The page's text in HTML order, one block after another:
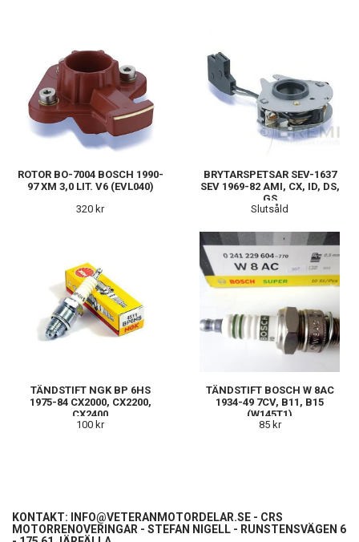
ROTOR BO-7004 BOSCH 1990-
97 XM 3,0 LIT. V6 (EVL040)
320 kr
BRYTARSPETSAR SEV-1637
SEV 1969-82 AMI, CX, ID, DS,
GS
Slutsåld
TÄNDSTIFT NGK BP 6HS
1975-84 CX2000, CX2200,
CX2400
100 kr
TÄNDSTIFT BOSCH W 8AC
1934-49 7CV, B11, B15
(W145T1)
85 kr
KONTAKT: INFO@VETERANMOTORDELAR.SE - CRS
MOTORRENOVERINGAR - STEFAN NIGELL - RUNSTENSVÄGEN 6